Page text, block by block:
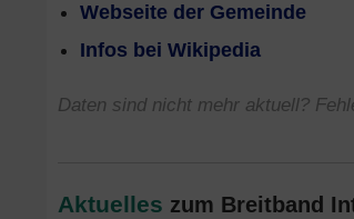
Webseite der Gemeinde
Infos bei Wikipedia
Daten sind nicht mehr aktuell?
Aktuelles zum Breitband